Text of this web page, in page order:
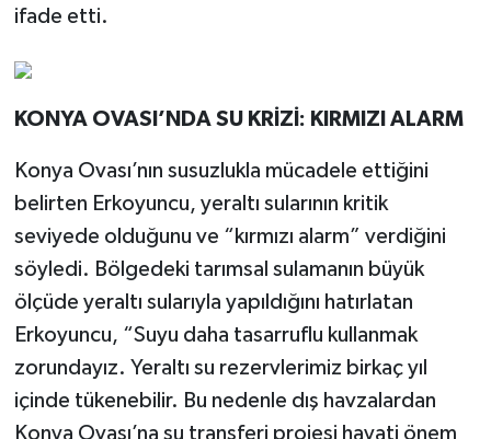
ifade etti.
KONYA OVASI’NDA SU KRİZİ: KIRMIZI ALARM
Konya Ovası’nın susuzlukla mücadele ettiğini
belirten Erkoyuncu, yeraltı sularının kritik
seviyede olduğunu ve “kırmızı alarm” verdiğini
söyledi. Bölgedeki tarımsal sulamanın büyük
ölçüde yeraltı sularıyla yapıldığını hatırlatan
Erkoyuncu, “Suyu daha tasarruflu kullanmak
zorundayız. Yeraltı su rezervlerimiz birkaç yıl
içinde tükenebilir. Bu nedenle dış havzalardan
Konya Ovası’na su transferi projesi hayati önem